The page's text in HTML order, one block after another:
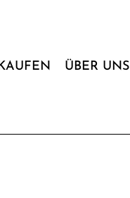
ÜBER UNS